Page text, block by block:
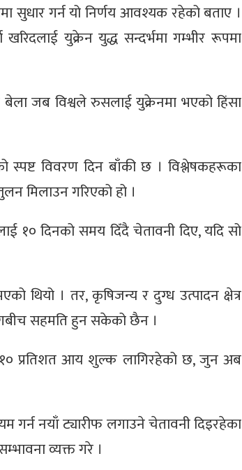
सुधार गर्न यो निर्णय आवश्यक रहेको बताए ।
युक्रेन युद्ध सन्दर्भमा गम्भीर रूपमा
जब विश्वले रुसलाई युक्रेनमा भएको हिंसा
स्पष्ट विवरण दिन बाँकी छ । विश्लेषकहरूका
मिलाउन गरिएको हो ।
१० दिनको समय दिँदै चेतावनी दिए, यदि सो
थियो । तर, कृषिजन्य र दुग्ध उत्पादन क्षेत्र
सहमति हुन सकेको छैन ।
१० प्रतिशत आय शुल्क लागिरहेको छ, जुन अब
गर्न नयाँ ट्यारीफ लगाउने चेतावनी दिइरहेका
व्यक्त गरे ।